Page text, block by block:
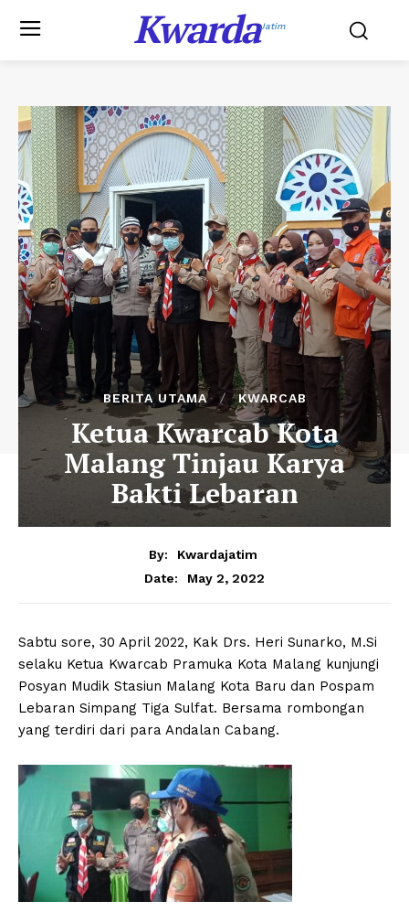
KwardaJatim
BERITA UTAMA KWARCAB
Ketua Kwarcab Kota
Malang Tinjau Karya
Bakti Lebaran
By:
Kwardajatim
Date:
May 2, 2022
Sabtu sore, 30 April 2022, Kak Drs. Heri Sunarko, M.Si
selaku Ketua Kwarcab Pramuka Kota Malang kunjungi
Posyan Mudik Stasiun Malang Kota Baru dan Pospam
Lebaran Simpang Tiga Sulfat. Bersama rombongan
yang terdiri dari para Andalan Cabang.